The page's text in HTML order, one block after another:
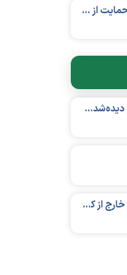
غربالگری و آگاهی‌بخشی؛ ضرورت‌های مغفول در حمایت از بیماران «نقص ایمنی اولیه»
ثبت‌نام در اطلس خیر ایران؛ فرصتی برای معرفی و دیده‌شدن مؤسسات نیکوکاری
همراه وطن در روزهای بحران؛ گامی ماندگار از خیر خارج از کشور در عرصه سلامت